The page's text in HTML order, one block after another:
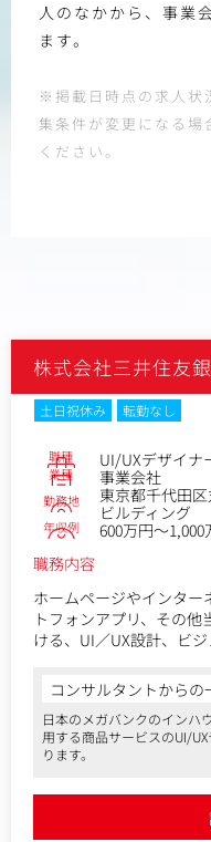
人のなかから、事業
ます。
※掲載日時点の求人状
集条件が変更になる場
ください。
株式会社三井住友
土日祝休み
転勤なし
職種 UI/UXデザイナ
業種 事業会社
勤務地
東京都千代田
ビルディング
年収例
600万円～1,000
職務内容
ホームページやインタ
トフォンアプリ、その
ける、UI／UX設計、ビ
＜具体的な業務＞
・iOS/Androidアプリお
ービスの設計、デザイン
・外部Webデザイン会
・チラシやポスター等
・デザインチームのマネ
※全てができる必要はな
コンサルタントからの
日本のメガバンクのインハ
用する商品サービスのUI/
ります。